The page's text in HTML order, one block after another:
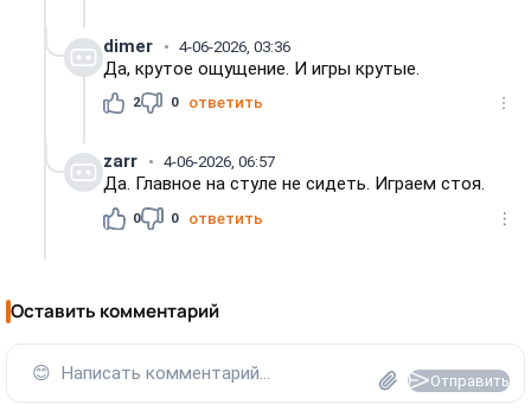
dimer 4-06-2026, 03:36
Да, крутое ощущение. И игры крутые.
2 0 ответить
zarr 4-06-2026, 06:57
Да. Главное на стуле не сидеть. Играем стоя.
0 0 ответить
Оставить комментарий
😊 Написать комментарий... Отправить